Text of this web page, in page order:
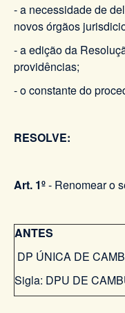
- a necessidade de
novos órgãos
- a edição da
providências;
- o constante do
RESOLVE:
Art. 1º- Renomear o
ANTES
DP ÚNICA DE
Sigla: DPU DE